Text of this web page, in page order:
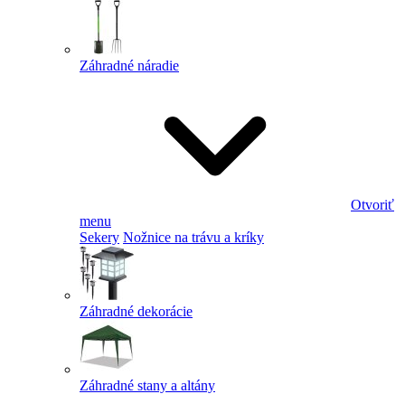
Záhradné náradie
Otvoriť
menu
Sekery Nožnice na trávu a kríky
Záhradné dekorácie
Záhradné stany a altány